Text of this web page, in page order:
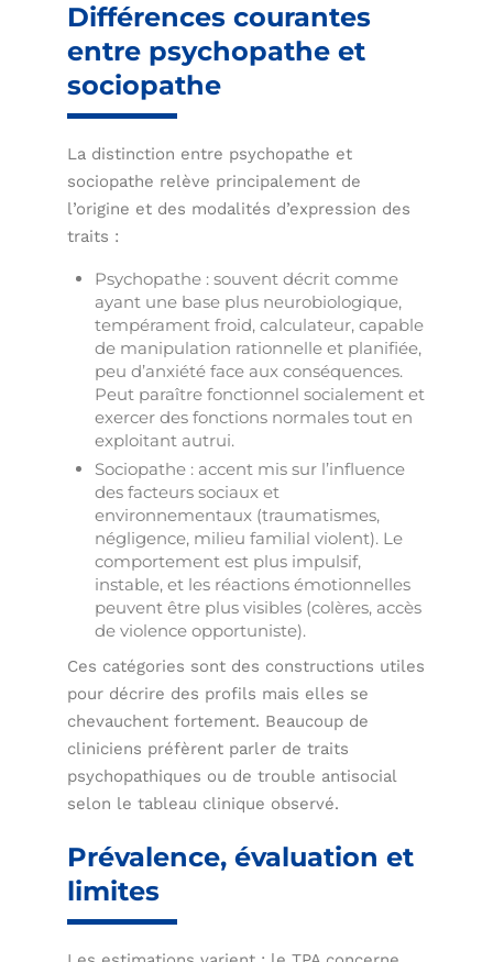
Différences courantes
entre psychopathe et
sociopathe
La distinction entre psychopathe et
sociopathe relève principalement de
l’origine et des modalités d’expression des
traits :
Psychopathe : souvent décrit comme
ayant une base plus neurobiologique,
tempérament froid, calculateur, capable
de manipulation rationnelle et planifiée,
peu d’anxiété face aux conséquences.
Peut paraître fonctionnel socialement et
exercer des fonctions normales tout en
exploitant autrui.
Sociopathe : accent mis sur l’influence
des facteurs sociaux et
environnementaux (traumatismes,
négligence, milieu familial violent). Le
comportement est plus impulsif,
instable, et les réactions émotionnelles
peuvent être plus visibles (colères, accès
de violence opportuniste).
Ces catégories sont des constructions utiles
pour décrire des profils mais elles se
chevauchent fortement. Beaucoup de
cliniciens préfèrent parler de traits
psychopathiques ou de trouble antisocial
selon le tableau clinique observé.
Prévalence, évaluation et
limites